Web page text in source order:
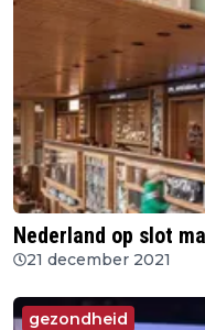
Nederland op slot
21 december 2021
gezondheid